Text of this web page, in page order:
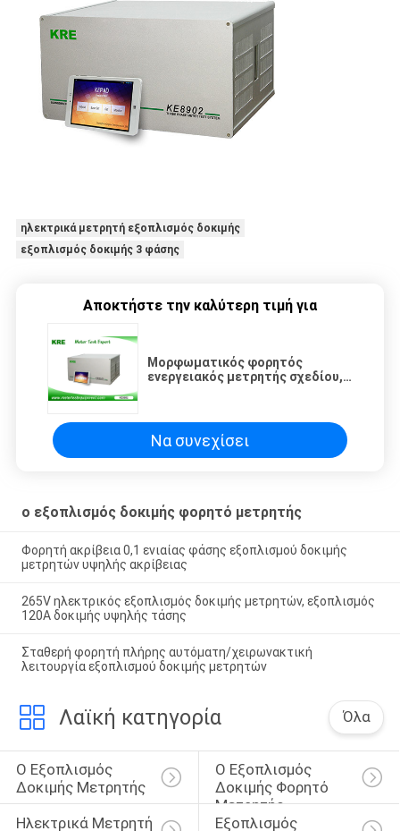
ηλεκτρικά μετρητή εξοπλισμός δοκιμής
εξοπλισμός δοκιμής 3 φάσης
Αποκτήστε την καλύτερη τιμή για
Μορφωματικός φορητός
ενεργειακός μετρητής σχεδίου,
Να συνεχίσει
ο εξοπλισμός δοκιμής φορητό μετρητής
Φορητή ακρίβεια 0,1 ενιαίας φάσης εξοπλισμού δοκιμής
μετρητών υψηλής ακρίβειας
265V ηλεκτρικός εξοπλισμός δοκιμής μετρητών, εξοπλισμός
120A δοκιμής υψηλής τάσης
Σταθερή φορητή πλήρης αυτόματη/χειρωνακτική
λειτουργία εξοπλισμού δοκιμής μετρητών
Λαϊκή κατηγορία Όλα
Ο Εξοπλισμός
Δοκιμής Μετρητής
Ο Εξοπλισμός
Δοκιμής Φορητό
Μετρητής
Ηλεκτρικά Μετρητή
Εξοπλισμός